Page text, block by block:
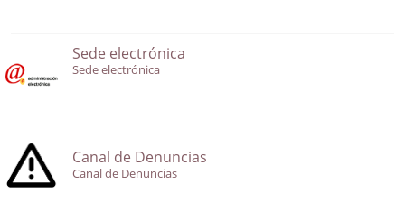
Sede electrónica
Sede electrónica
Canal de Denuncias
Canal de Denuncias